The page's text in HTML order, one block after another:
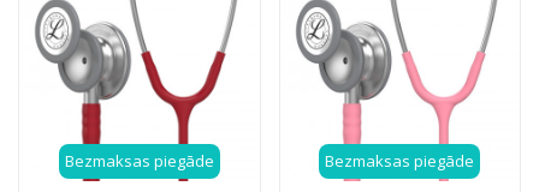
Bezmaksas piegāde Bezmaksas piegāde